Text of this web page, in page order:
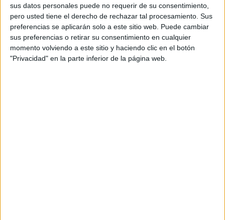
sus datos personales puede no requerir de su consentimiento,
pero usted tiene el derecho de rechazar tal procesamiento. Sus
preferencias se aplicarán solo a este sitio web. Puede cambiar
sus preferencias o retirar su consentimiento en cualquier
momento volviendo a este sitio y haciendo clic en el botón
"Privacidad" en la parte inferior de la página web.